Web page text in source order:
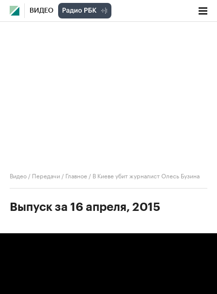
ВИДЕО
Видео / Передачи / Главное / В Киеве убит журналист Олесь Бузина
Выпуск за 16 апреля, 2015